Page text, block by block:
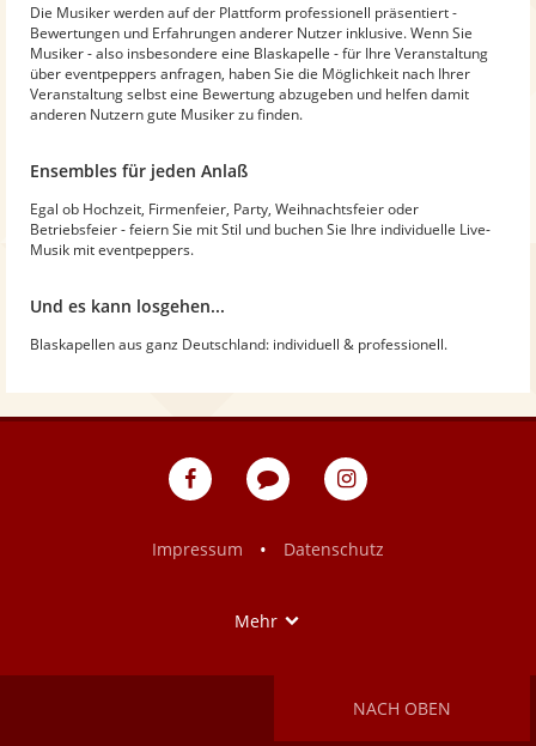
Die Musiker werden auf der Plattform professionell präsentiert -
Bewertungen und Erfahrungen anderer Nutzer inklusive. Wenn Sie
Musiker - also insbesondere eine Blaskapelle - für Ihre Veranstaltung
über eventpeppers anfragen, haben Sie die Möglichkeit nach Ihrer
Veranstaltung selbst eine Bewertung abzugeben und helfen damit
anderen Nutzern gute Musiker zu finden.
Ensembles für jeden Anlaß
Egal ob Hochzeit, Firmenfeier, Party, Weihnachtsfeier oder
Betriebsfeier - feiern Sie mit Stil und buchen Sie Ihre individuelle Live-
Musik mit eventpeppers.
Und es kann losgehen...
Blaskapellen aus ganz Deutschland: individuell & professionell.
eventpeppers
Blog
eventpeppers
Impressum
• Datenschutz
Mehr
NACH OBEN